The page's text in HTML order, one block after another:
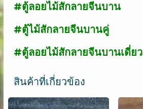
#ตู้ลอยไม้สักลายจีนบาน
#ตู้ไม้สักลายจีนบานคู่
#ตู้ลอยไม้สักลายจีนบานเดี่ยว
สินค้าที่เกี่ยวข้อง